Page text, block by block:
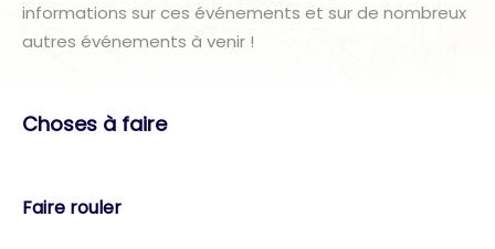
informations sur ces événements et sur de nombreux
autres événements à venir !
Choses à faire
Faire rouler